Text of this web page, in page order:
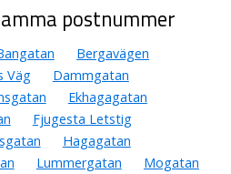
postnummer
Bergavägen
Väg
Dammgatan
Ekhagagatan
Fjugesta Letstig
Hagagatan
Lummergatan
Mogatan